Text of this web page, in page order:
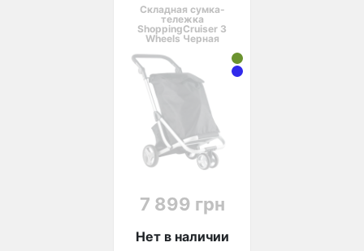
Складная сумка-
тележка
ShoppingCruiser 3
Wheels Черная
7 899 грн
Нет в наличии